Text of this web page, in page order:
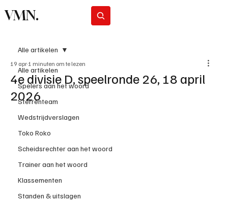
VMN.
Alle artikelen
Spelers aan het woord
Sterrenteam
Wedstrijdverslagen
Toko Roko
Scheidsrechter aan het woord
Trainer aan het woord
Klassementen
Standen & uitslagen
Alle artikelen
4e divisie D, speelronde 26, 18 april
2026
19 apr 1 minuten om te lezen